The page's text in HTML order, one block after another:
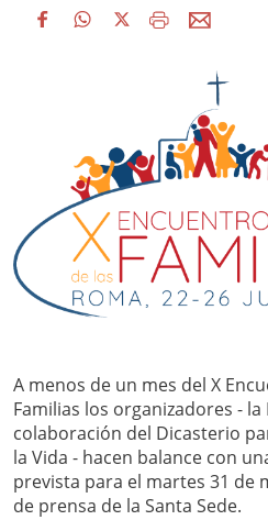
A menos de un mes del X
Familias los organizadores -
colaboración del Dicasterio
la Vida - hacen balance con
prevista para el martes 31 de
de prensa de la Santa Sede.